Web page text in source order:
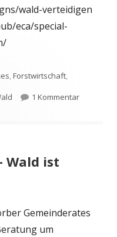
wald-verteidigen
eca/special-
,Forstwirtschaft,
1 Kommentarzu
Wald ist
Gemeinderates
um